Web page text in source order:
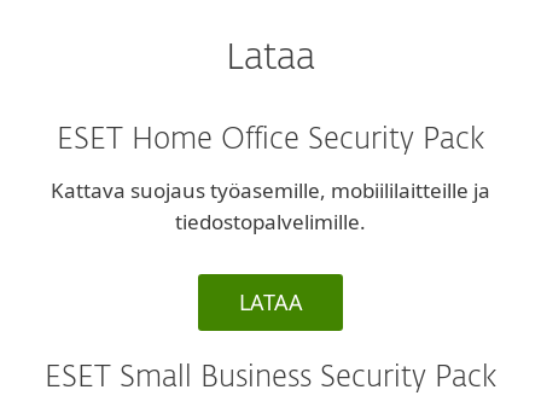
Lataa
ESET Home Office Security Pack
Kattava suojaus työasemille, mobiililaitteille ja
tiedostopalvelimille.
LATAA
ESET Small Business Security Pack